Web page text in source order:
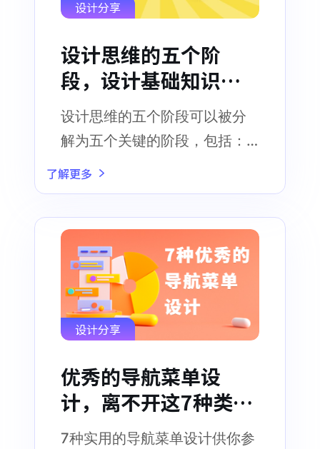
设计分享
设计思维的五个阶
段，设计基础知识科
普！
设计思维的五个阶段可以被分
解为五个关键的阶段，包括：
同情、定义、构思、制作原型
了解更多
设计分享
优秀的导航菜单设
计，离不开这7种类
型！
7种实用的导航菜单设计供你参